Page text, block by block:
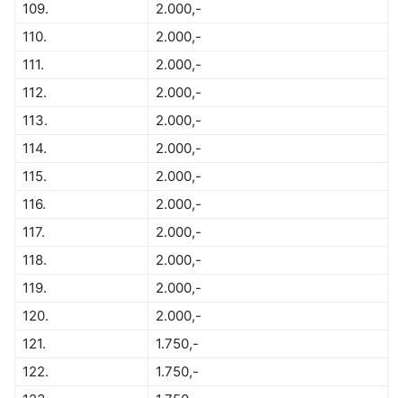
109.
2.000,-
110.
2.000,-
111.
2.000,-
112.
2.000,-
113.
2.000,-
114.
2.000,-
115.
2.000,-
116.
2.000,-
117.
2.000,-
118.
2.000,-
119.
2.000,-
120.
2.000,-
121.
1.750,-
122.
1.750,-